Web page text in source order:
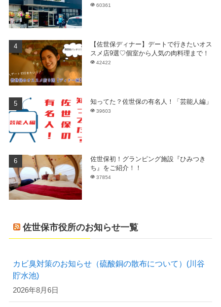
60361
【佐世保ディナー】デートで行きたいオス
スメ店9選♡個室から人気の肉料理まで！
42422
知ってた？佐世保の有名人！「芸能人編」
39603
佐世保初！グランピング施設『ひみつき
ち』をご紹介！！
37854
佐世保市役所のお知らせ一覧
カビ臭対策のお知らせ（硫酸銅の散布について）(川谷
貯水池)
2026年8月6日